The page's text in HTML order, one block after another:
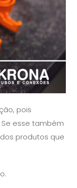
pois
esse também
produtos que